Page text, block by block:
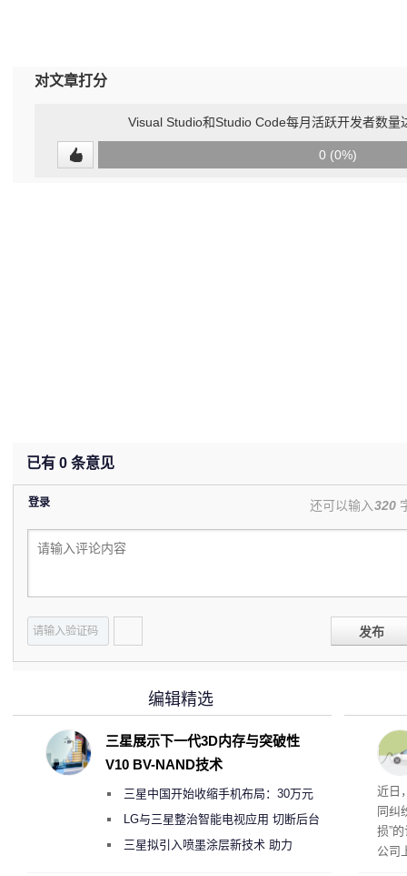
对文章打分
Visual Studio和Studio Code每月活跃开发者数量
0 (0%)
已有 0 条意见
登录 还可以输入320
发布
近日
同纠
损”
公司
编辑精选
三星展示下一代3D内存与突破性
V10 BV-NAND技术
三星中国开始收缩手机布局：30万元
月销售额不达标门店 将被逐步清退
LG与三星整治智能电视应用 切断后台
偷偷共享带宽的违规行为
三星拟引入喷墨涂层新技术 助力